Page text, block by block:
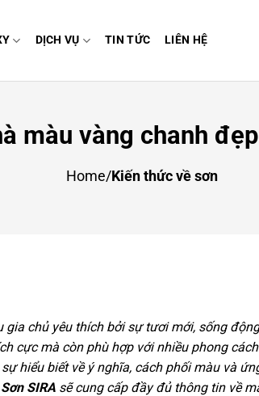
DỊCH VỤ TIN TỨC LIÊN HỆ
màu vàng chanh
Home/Kiến thức về sơn
chủ yêu thích bởi sự tươi mới, sống
cực mà còn phù hợp với nhiều phong
hiểu biết về ý nghĩa, cách phối màu và
Sơn SIRA sẽ cung cấp đầy đủ thông tin về